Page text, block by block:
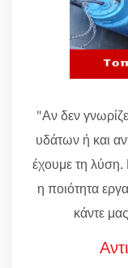
"Αν δεν
υδάτων ή και
έχουμε τη λύση.
η ποιότητα
κάντε